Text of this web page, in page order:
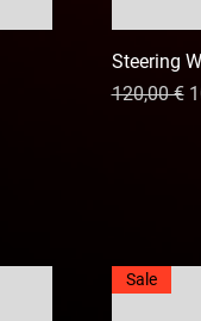
Steering
Precio
120,00 €
Sale